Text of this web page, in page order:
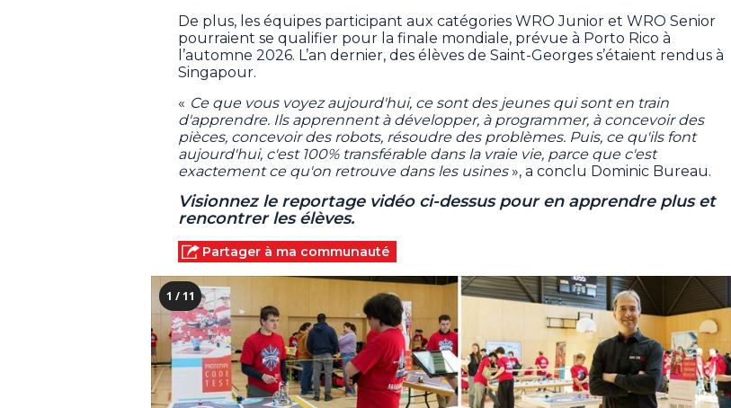
De plus, les équipes participant aux catégories WRO Junior et WRO Senior
pourraient se qualifier pour la finale mondiale, prévue à Porto Rico à
l’automne 2026. L’an dernier, des élèves de Saint-Georges s’étaient rendus à
Singapour.
« Ce que vous voyez aujourd'hui, ce sont des jeunes qui sont en train
d'apprendre. Ils apprennent à développer, à programmer, à concevoir des
pièces, concevoir des robots, résoudre des problèmes. Puis, ce qu'ils font
aujourd'hui, c'est 100% transférable dans la vraie vie, parce que c'est
exactement ce qu'on retrouve dans les usines», a conclu Dominic Bureau.
Visionnez le reportage vidéo ci-dessus pour en apprendre plus et
rencontrer les élèves.
Partager à ma communauté
1 / 11